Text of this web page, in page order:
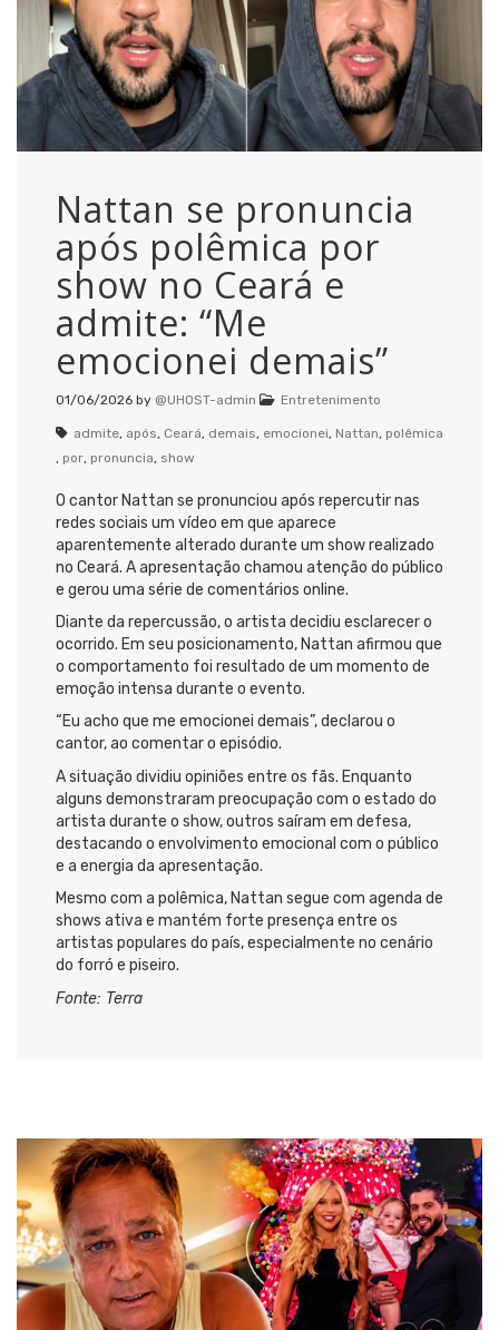
Nattan se pronuncia
após polêmica por
show no Ceará e
admite: “Me
emocionei demais”
01/06/2026 by @UHOST-admin Entretenimento
admite, após, Ceará, demais, emocionei, Nattan, polêmica
, por, pronuncia, show
O cantor Nattan se pronunciou após repercutir nas
redes sociais um vídeo em que aparece
aparentemente alterado durante um show realizado
no Ceará. A apresentação chamou atenção do público
e gerou uma série de comentários online.
Diante da repercussão, o artista decidiu esclarecer o
ocorrido. Em seu posicionamento, Nattan afirmou que
o comportamento foi resultado de um momento de
emoção intensa durante o evento.
“Eu acho que me emocionei demais”, declarou o
cantor, ao comentar o episódio.
A situação dividiu opiniões entre os fãs. Enquanto
alguns demonstraram preocupação com o estado do
artista durante o show, outros saíram em defesa,
destacando o envolvimento emocional com o público
e a energia da apresentação.
Mesmo com a polêmica, Nattan segue com agenda de
shows ativa e mantém forte presença entre os
artistas populares do país, especialmente no cenário
do forró e piseiro.
Fonte: Terra